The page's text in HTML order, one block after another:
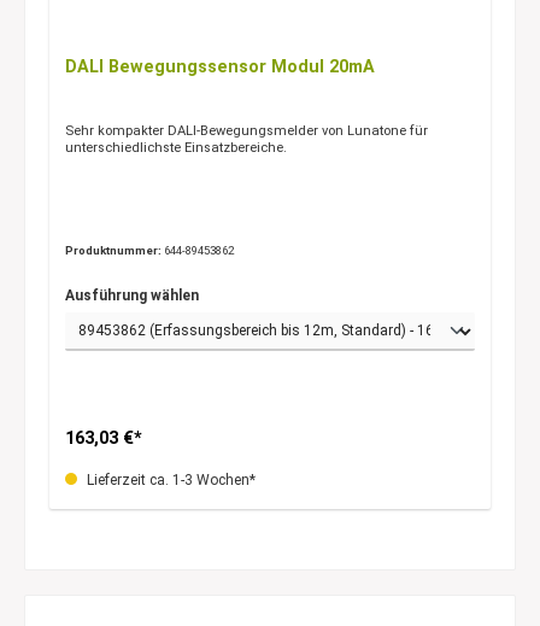
DALI Bewegungssensor Modul 20mA
Sehr kompakter DALI-Bewegungsmelder von Lunatone für
unterschiedlichste Einsatzbereiche.
Produktnummer: 644-89453862
Ausführung wählen
163,03 €*
Lieferzeit ca. 1-3 Wochen*